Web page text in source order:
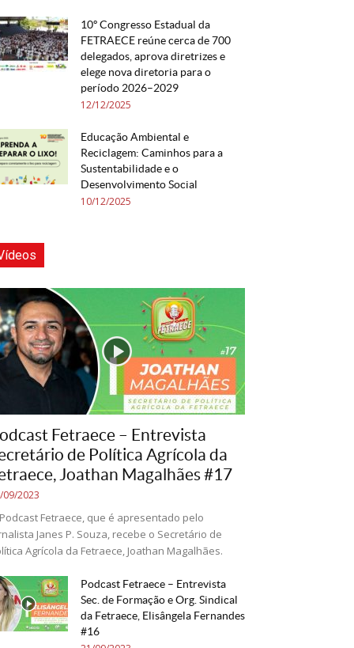
10º Congresso Estadual da
FETRAECE reúne cerca de 700
delegados, aprova diretrizes e
elege nova diretoria para o
período 2026–2029
12/12/2025
Educação Ambiental e
Reciclagem: Caminhos para a
Sustentabilidade e o
Desenvolvimento Social
10/12/2025
Fetraece – Entrevista
de Política Agrícola da
Joathan Magalhães #17
09/2023
Fetraece, que é apresentado pelo
Janes P. Souza, recebe o Secretário de
Agrícola da Fetraece, Joathan Magalhães.
Podcast Fetraece – Entrevista
Sec. de Formação e Org. Sindical
da Fetraece, Elisângela Fernandes
#16